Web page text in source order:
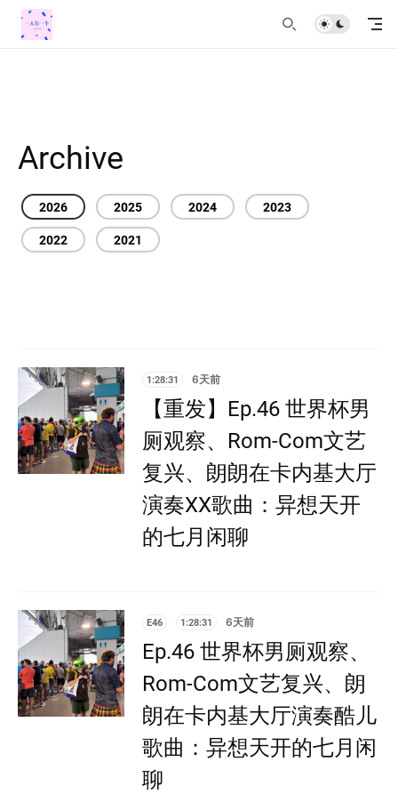
Archive
2026 2025 2024
2023
2022
2021
1:28:31 6天前
【重发】Ep.46 世界杯男
厕观察、Rom-Com文艺
复兴、朗朗在卡内基大厅
演奏XX歌曲：异想天开
的七月闲聊
E46 1:28:31 6天前
Ep.46 世界杯男厕观察、
Rom-Com文艺复兴、朗
朗在卡内基大厅演奏酷儿
歌曲：异想天开的七月闲
聊